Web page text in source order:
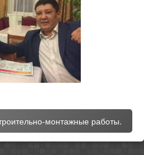
монтажные работы.